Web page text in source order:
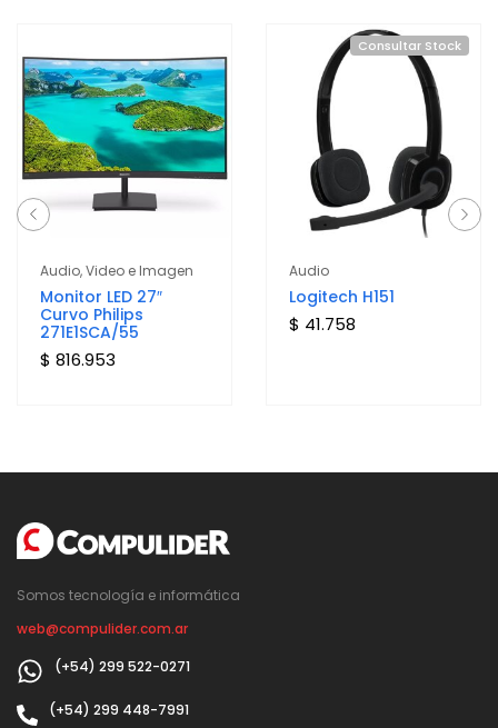
Audio, Video e Imagen
Monitor LED 27″
Curvo Philips
271E1SCA/55
$ 816.953
Consultar Stock
Audio
Logitech H151
$ 41.758
Somos tecnología e informática
web@compulider.com.ar
(+54) 299 522-0271
(+54) 299 448-7991